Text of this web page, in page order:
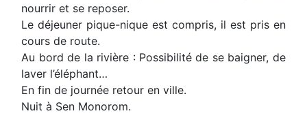
nourrir et se reposer.
Le déjeuner pique-nique est compris, il est pris en
cours de route.
Au bord de la rivière : Possibilité de se baigner, de
laver l’éléphant…
En fin de journée retour en ville.
Nuit à Sen Monorom.